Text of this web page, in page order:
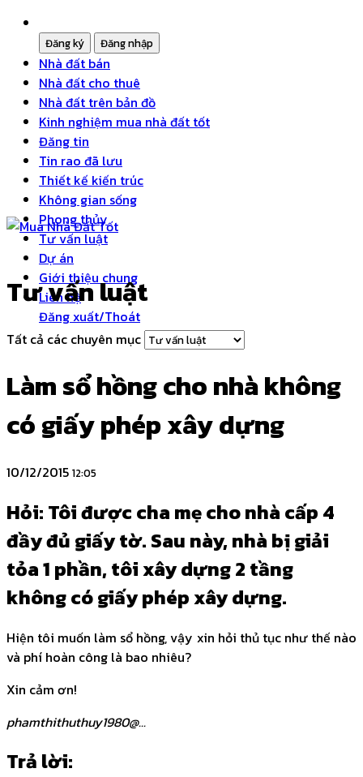
Nhà đất bán
Nhà đất cho thuê
Nhà đất trên bản đồ
Kinh nghiệm mua nhà đất tốt
Đăng tin
Tin rao đã lưu
Thiết kế kiến trúc
Không gian sống
Phong thủy
Tư vấn luật
Dự án
Giới thiệu chung
Liên hệ
Đăng xuất/Thoát
Tư vấn luật
Tất cả các chuyên mục
Làm sổ hồng cho nhà không
có giấy phép xây dựng
10/12/2015 12:05
Hỏi: Tôi được cha mẹ cho nhà cấp 4
đầy đủ giấy tờ. Sau này, nhà bị giải
tỏa 1 phần, tôi xây dựng 2 tầng
không có giấy phép xây dựng.
Hiện tôi muốn làm sổ hồng, vậy xin hỏi thủ tục như thế nào
và phí hoàn công là bao nhiêu?
Xin cảm ơn!
phamthithuthuy1980@...
Trả lời: